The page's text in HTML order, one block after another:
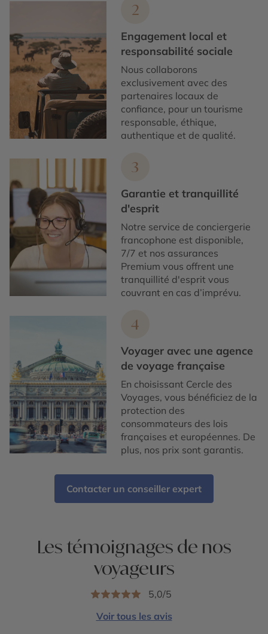
2
Engagement local et
responsabilité sociale
Nous collaborons
exclusivement avec des
partenaires locaux de
confiance, pour un tourisme
responsable, éthique,
authentique et de qualité.
3
Garantie et tranquillité
d'esprit
Notre service de conciergerie
francophone est disponible,
7/7 et nos assurances
Premium vous offrent une
tranquillité d'esprit vous
couvrant en cas d’imprévu.
4
Voyager avec une agence
de voyage française
En choisissant Cercle des
Voyages, vous bénéficiez de la
protection des
consommateurs des lois
françaises et européennes. De
plus, nos prix sont garantis.
Contacter un conseiller expert
Les témoignages de nos
voyageurs
5,0/5
Voir tous les avis